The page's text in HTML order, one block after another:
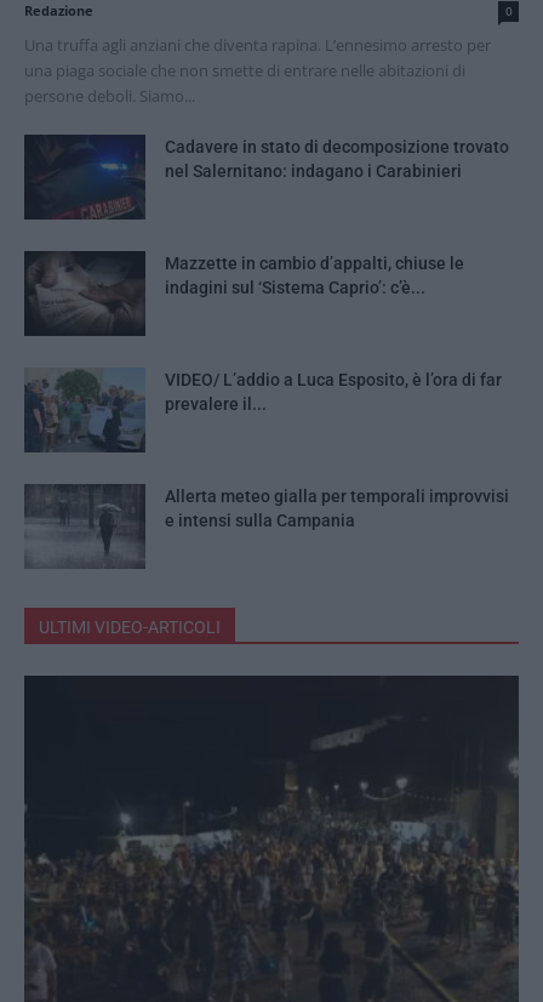
Redazione 0
Una truffa agli anziani che diventa rapina. L’ennesimo arresto per
una piaga sociale che non smette di entrare nelle abitazioni di
persone deboli. Siamo...
Cadavere in stato di decomposizione trovato
nel Salernitano: indagano i Carabinieri
Mazzette in cambio d’appalti, chiuse le
indagini sul ‘Sistema Caprio’: c’è...
VIDEO/ L’addio a Luca Esposito, è l’ora di far
prevalere il...
Allerta meteo gialla per temporali improvvisi
e intensi sulla Campania
ULTIMI VIDEO-ARTICOLI